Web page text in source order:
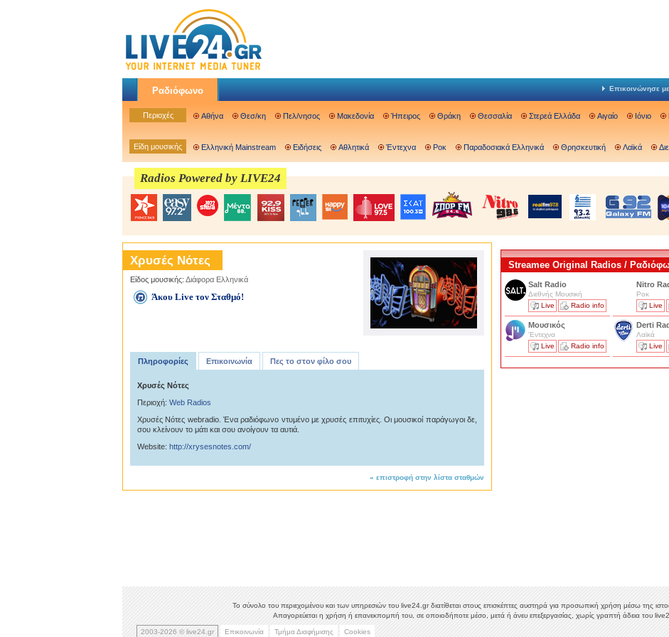
Ραδιόφωνο Επικοινώνησε
Περιοχές Αθήνα Θεσ/κη Πελ/νησος Μακεδονία Ήπειρος Θράκη Θεσσαλία Στερεά Ελλάδα Αιγαίο Ιόνιο
Είδη μουσικής Ελληνική Mainstream Ειδήσεις Αθλητικά Έντεχνα Ροκ Παραδοσιακά Ελληνικά Θρησκευτική Λαϊκά
Radios Powered by LIVE24
Χρυσές Νότες
Είδος μουσικής: Διάφορα Ελληνικά
Άκου Live τον Σταθμό!
Πληροφορίες Επικοινωνία Πες το στον φίλο σου
Χρυσές Νότες
Περιοχή: Web Radios
Χρυσές Νότες webradio. Ένα ραδιόφωνο ντυμένο με χρυσές επιτυχίες. Οι μουσικοί παράγωγοι δε,
σου κλείνουν το μάτι και σου ανοίγουν τα αυτιά.
Website: http://xrysesnotes.com/
« επιστροφή στην λίστα σταθμών
Streamee Original Radios /
Salt Radio
Διεθνής Μουσική
Live
Radio info
Nitro
Ροκ
Live
Μουσικός
'Εντεχνα
Live
Radio info
Derti
Λαϊκά
Live
Το σύνολο του περιεχομένου και των υπηρεσιών του live24.gr διατίθεται στους επισκέπτες αυστηρά για προσωπική χρήση μέσω της
Απαγορεύεται η χρήση ή επανεκπομπή του, σε οποιοδήποτε μέσο, μετά ή άνευ επεξεργασίας, χωρίς γραπτή άδεια του
2003-2026 © live24.gr Επικοινωνία Τμήμα Διαφήμισης Cookies